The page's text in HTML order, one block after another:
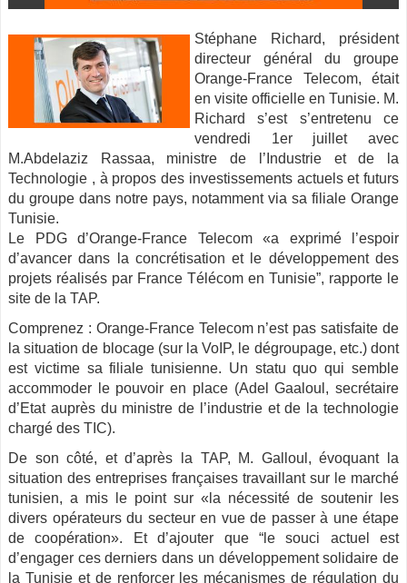
Stéphane Richard, président
directeur général du groupe
Orange-France Telecom, était
en visite officielle en Tunisie. M.
Richard s’est s’entretenu ce
vendredi 1er juillet avec
M.Abdelaziz Rassaa, ministre de l’Industrie et de la
Technologie , à propos des investissements actuels et futurs
du groupe dans notre pays, notamment via sa filiale Orange
Tunisie.
Le PDG d’Orange-France Telecom «a exprimé l’espoir
d’avancer dans la concrétisation et le développement des
projets réalisés par France Télécom en Tunisie”, rapporte le
site de la TAP.
Comprenez : Orange-France Telecom n’est pas satisfaite de
la situation de blocage (sur la VoIP, le dégroupage, etc.) dont
est victime sa filiale tunisienne. Un statu quo qui semble
accommoder le pouvoir en place (Adel Gaaloul, secrétaire
d’Etat auprès du ministre de l’industrie et de la technologie
chargé des TIC).
De son côté, et d’après la TAP, M. Galloul, évoquant la
situation des entreprises françaises travaillant sur le marché
tunisien, a mis le point sur «la nécessité de soutenir les
divers opérateurs du secteur en vue de passer à une étape
de coopération». Et d’ajouter que “le souci actuel est
d’engager ces derniers dans un développement solidaire de
la Tunisie et de renforcer les mécanismes de régulation du